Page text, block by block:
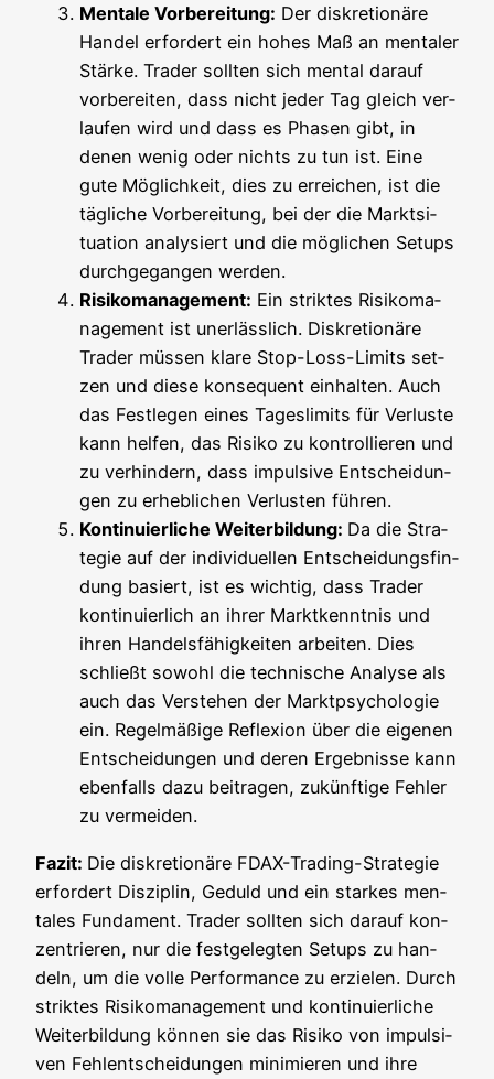
Men­ta­le Vor­be­rei­tung: Der dis­kre­tio­nä­re
Han­del erfor­dert ein hohes Maß an men­ta­ler
Stär­ke. Trader soll­ten sich men­tal dar­auf
vor­be­rei­ten, dass nicht jeder Tag gleich ver­
lau­fen wird und dass es Pha­sen gibt, in
denen wenig oder nichts zu tun ist. Eine
gute Mög­lich­keit, dies zu errei­chen, ist die
täg­li­che Vor­be­rei­tung, bei der die Markt­si­
tua­ti­on ana­ly­siert und die mög­li­chen Set­ups
durch­ge­gan­gen werden.
Risi­ko­ma­nage­ment: Ein strik­tes Risi­ko­ma­
nage­ment ist uner­läss­lich. Dis­kre­tio­nä­re
Trader müs­sen kla­re Stop-Loss-Limits set­
zen und die­se kon­se­quent ein­hal­ten. Auch
das Fest­le­gen eines Tages­li­mits für Ver­lus­te
kann hel­fen, das Risi­ko zu kon­trol­lie­ren und
zu ver­hin­dern, dass impul­si­ve Ent­schei­dun­
gen zu erheb­li­chen Ver­lus­ten führen.
Kon­ti­nu­ier­li­che Wei­ter­bil­dung: Da die Stra­
te­gie auf der indi­vi­du­el­len Ent­schei­dungs­fin­
dung basiert, ist es wich­tig, dass Trader
kon­ti­nu­ier­lich an ihrer Markt­kennt­nis und
ihren Han­dels­fä­hig­kei­ten arbei­ten. Dies
schließt sowohl die tech­ni­sche Ana­ly­se als
auch das Ver­ste­hen der Markt­psy­cho­lo­gie
ein. Regel­mä­ßi­ge Refle­xi­on über die eige­nen
Ent­schei­dun­gen und deren Ergeb­nis­se kann
eben­falls dazu bei­tra­gen, zukünf­ti­ge Feh­ler
zu vermeiden.
Fazit: Die dis­kre­tio­nä­re FDAX-Tra­ding-Stra­te­gie
erfor­dert Dis­zi­plin, Geduld und ein star­kes men­
ta­les Fun­da­ment. Trader soll­ten sich dar­auf kon­
zen­trie­ren, nur die fest­ge­leg­ten Set­ups zu han­
deln, um die vol­le Per­for­mance zu erzie­len. Durch
strik­tes Risi­ko­ma­nage­ment und kon­ti­nu­ier­li­che
Wei­ter­bil­dung kön­nen sie das Risi­ko von impul­si­
ven Fehl­ent­schei­dun­gen mini­mie­ren und ihre